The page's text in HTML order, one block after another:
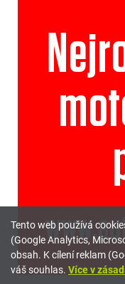
Tento web používá
(Google Analytics,
obsah. K cílení reklam
váš souhlas. Více v